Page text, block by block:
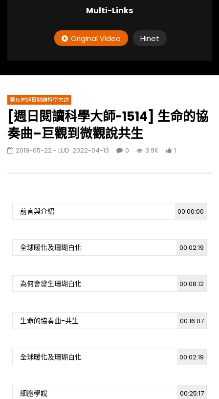
Multi-Links
Original Video Hinet
第15屆週日閱讀科學大師
[週日閱讀科學大師-1514] 生命的協
奏曲–巨觀到微觀說共生
2018-05-22- LUD: 2022-04-13 0 3.9K 1
前言與介紹 00:00:00
全球暖化及珊瑚白化 00:02:19
為何會發生珊瑚白化 00:08:12
生命的協奏曲-共生 00:16:07
全球暖化及珊瑚白化 00:02:19
細胞學說 00:25:17